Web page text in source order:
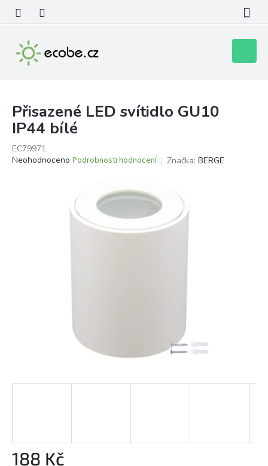
obsah
košík
Přisazené LED svítidlo GU10
IP44 bílé
EC79971
Průměrné
Neohodnoceno Podrobnosti hodnocení Značka: BERGE
188 Kč